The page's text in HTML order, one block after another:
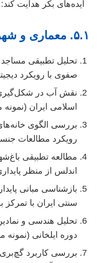
ایده‌های بکر هدایت کند:
تحلیل تطبیقی مساجد
صفوی با رویکرد دیجیتال
نقش آب در شکل‌گیری
اسلامی ایران (نمونه
بررسی الگوی خانه‌های
رویکرد مطالعات جنسیتی.
مطالعه تطبیقی
اندلس از منظر پایداری.
بازشناسی مبانی
سنتی ایران با تمرکز بر
تحلیل هندسی و نمادین
دوره ایلخانی (نمونه
بررسی کاربرد گچ‌بری